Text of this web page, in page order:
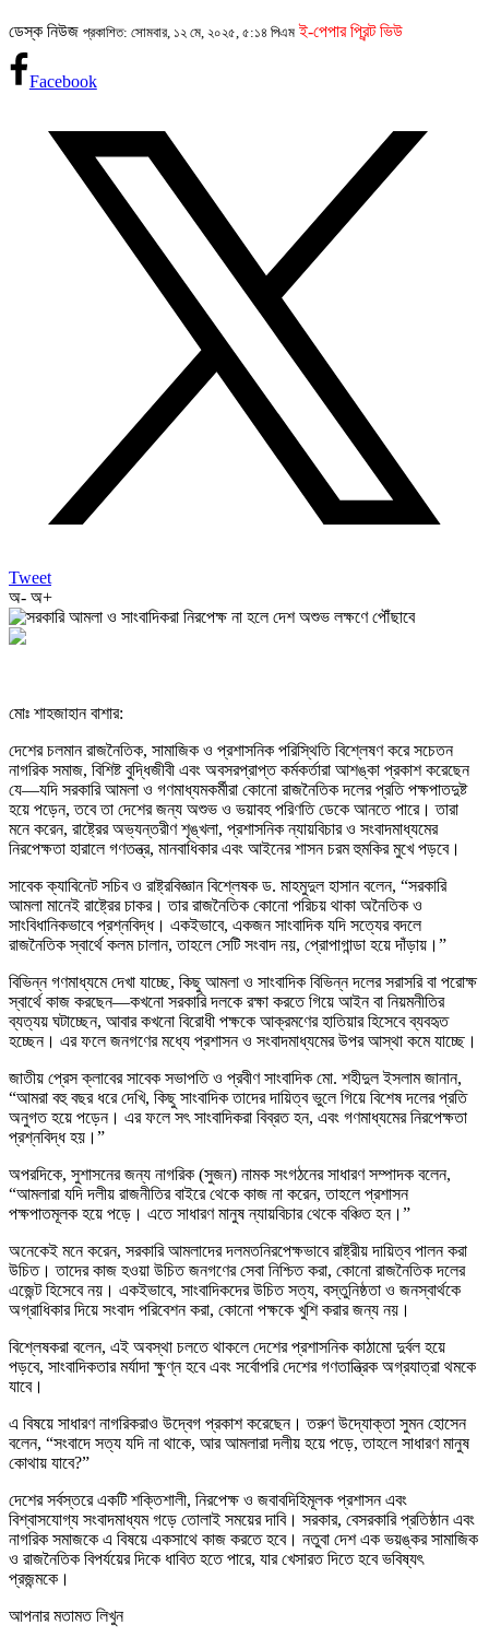
ডেস্ক নিউজ প্রকাশিত: সোমবার, ১২ মে, ২০২৫, ৫:১৪ পিএম ই-পেপার প্রিন্ট ভিউ
Facebook
Tweet
অ- অ+
মোঃ শাহজাহান বাশার:
দেশের চলমান রাজনৈতিক, সামাজিক ও প্রশাসনিক পরিস্থিতি বিশ্লেষণ করে সচেতন
নাগরিক সমাজ, বিশিষ্ট বুদ্ধিজীবী এবং অবসরপ্রাপ্ত কর্মকর্তারা আশঙ্কা প্রকাশ করেছেন
যে—যদি সরকারি আমলা ও গণমাধ্যমকর্মীরা কোনো রাজনৈতিক দলের প্রতি পক্ষপাতদুষ্ট
হয়ে পড়েন, তবে তা দেশের জন্য অশুভ ও ভয়াবহ পরিণতি ডেকে আনতে পারে। তারা
মনে করেন, রাষ্ট্রের অভ্যন্তরীণ শৃঙ্খলা, প্রশাসনিক ন্যায়বিচার ও সংবাদমাধ্যমের
নিরপেক্ষতা হারালে গণতন্ত্র, মানবাধিকার এবং আইনের শাসন চরম হুমকির মুখে পড়বে।
সাবেক ক্যাবিনেট সচিব ও রাষ্ট্রবিজ্ঞান বিশ্লেষক ড. মাহমুদুল হাসান বলেন, “সরকারি
আমলা মানেই রাষ্ট্রের চাকর। তার রাজনৈতিক কোনো পরিচয় থাকা অনৈতিক ও
সাংবিধানিকভাবে প্রশ্নবিদ্ধ। একইভাবে, একজন সাংবাদিক যদি সত্যের বদলে
রাজনৈতিক স্বার্থে কলম চালান, তাহলে সেটি সংবাদ নয়, প্রোপাগান্ডা হয়ে দাঁড়ায়।”
বিভিন্ন গণমাধ্যমে দেখা যাচ্ছে, কিছু আমলা ও সাংবাদিক বিভিন্ন দলের সরাসরি বা পরোক্ষ
স্বার্থে কাজ করছেন—কখনো সরকারি দলকে রক্ষা করতে গিয়ে আইন বা নিয়মনীতির
ব্যত্যয় ঘটাচ্ছেন, আবার কখনো বিরোধী পক্ষকে আক্রমণের হাতিয়ার হিসেবে ব্যবহৃত
হচ্ছেন। এর ফলে জনগণের মধ্যে প্রশাসন ও সংবাদমাধ্যমের উপর আস্থা কমে যাচ্ছে।
জাতীয় প্রেস ক্লাবের সাবেক সভাপতি ও প্রবীণ সাংবাদিক মো. শহীদুল ইসলাম জানান,
“আমরা বহু বছর ধরে দেখি, কিছু সাংবাদিক তাদের দায়িত্ব ভুলে গিয়ে বিশেষ দলের প্রতি
অনুগত হয়ে পড়েন। এর ফলে সৎ সাংবাদিকরা বিব্রত হন, এবং গণমাধ্যমের নিরপেক্ষতা
প্রশ্নবিদ্ধ হয়।”
অপরদিকে, সুশাসনের জন্য নাগরিক (সুজন) নামক সংগঠনের সাধারণ সম্পাদক বলেন,
“আমলারা যদি দলীয় রাজনীতির বাইরে থেকে কাজ না করেন, তাহলে প্রশাসন
পক্ষপাতমূলক হয়ে পড়ে। এতে সাধারণ মানুষ ন্যায়বিচার থেকে বঞ্চিত হন।”
অনেকেই মনে করেন, সরকারি আমলাদের দলমতনিরপেক্ষভাবে রাষ্ট্রীয় দায়িত্ব পালন করা
উচিত। তাদের কাজ হওয়া উচিত জনগণের সেবা নিশ্চিত করা, কোনো রাজনৈতিক দলের
এজেন্ট হিসেবে নয়। একইভাবে, সাংবাদিকদের উচিত সত্য, বস্তুনিষ্ঠতা ও জনস্বার্থকে
অগ্রাধিকার দিয়ে সংবাদ পরিবেশন করা, কোনো পক্ষকে খুশি করার জন্য নয়।
বিশ্লেষকরা বলেন, এই অবস্থা চলতে থাকলে দেশের প্রশাসনিক কাঠামো দুর্বল হয়ে
পড়বে, সাংবাদিকতার মর্যাদা ক্ষুণ্ন হবে এবং সর্বোপরি দেশের গণতান্ত্রিক অগ্রযাত্রা থমকে
যাবে।
এ বিষয়ে সাধারণ নাগরিকরাও উদ্বেগ প্রকাশ করেছেন। তরুণ উদ্যোক্তা সুমন হোসেন
বলেন, “সংবাদে সত্য যদি না থাকে, আর আমলারা দলীয় হয়ে পড়ে, তাহলে সাধারণ মানুষ
কোথায় যাবে?”
দেশের সর্বস্তরে একটি শক্তিশালী, নিরপেক্ষ ও জবাবদিহিমূলক প্রশাসন এবং
বিশ্বাসযোগ্য সংবাদমাধ্যম গড়ে তোলাই সময়ের দাবি। সরকার, বেসরকারি প্রতিষ্ঠান এবং
নাগরিক সমাজকে এ বিষয়ে একসাথে কাজ করতে হবে। নতুবা দেশ এক ভয়ঙ্কর সামাজিক
ও রাজনৈতিক বিপর্যয়ের দিকে ধাবিত হতে পারে, যার খেসারত দিতে হবে ভবিষ্যৎ
প্রজন্মকে।
আপনার মতামত লিখুন